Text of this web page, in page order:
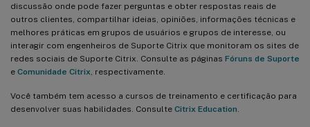
discussão onde pode fazer perguntas e obter respostas reais de
outros clientes, compartilhar ideias, opiniões, informações técnicas e
melhores práticas em grupos de usuários e grupos de interesse, ou
interagir com engenheiros de Suporte Citrix que monitoram os sites de
redes sociais de Suporte Citrix. Consulte as páginas Fóruns de Suporte
e Comunidade Citrix , respectivamente.
Você também tem acesso a cursos de treinamento e certificação para
desenvolver suas habilidades. Consulte Citrix Education